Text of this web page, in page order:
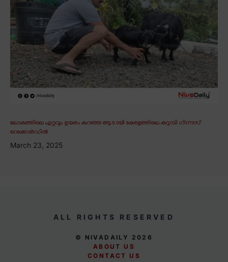
ലോകത്തിലെ ഏറ്റവും ഉയരം കുറഞ്ഞ ആടായി കേരളത്തിലെ കറുമ്പി ഗിന്നസ്
റെക്കോർഡിൽ
March 23, 2025
ALL RIGHTS RESERVED
© NIVADAILY 2026
ABOUT US
CONTACT US